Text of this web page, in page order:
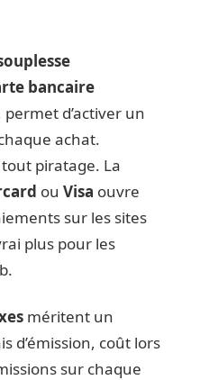
bancaire
d’activer un
achat.
piratage. La
ou Visa ouvre
sur les sites
plus pour les
méritent un
d’émission, coût lors
sur chaque